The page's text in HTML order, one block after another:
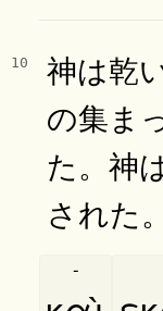
10
神は乾
の集ま
た。神
された。
-